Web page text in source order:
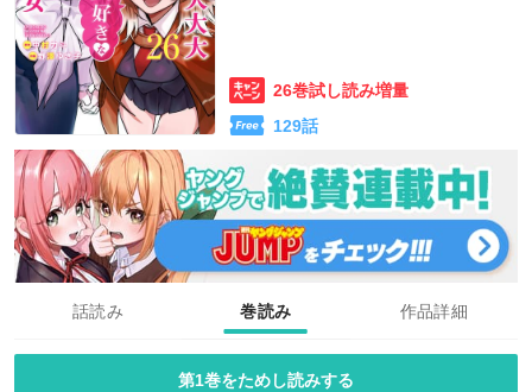
26巻試し読み増量
129話
話読み 巻読み 作品詳細
第1巻をためし読みする